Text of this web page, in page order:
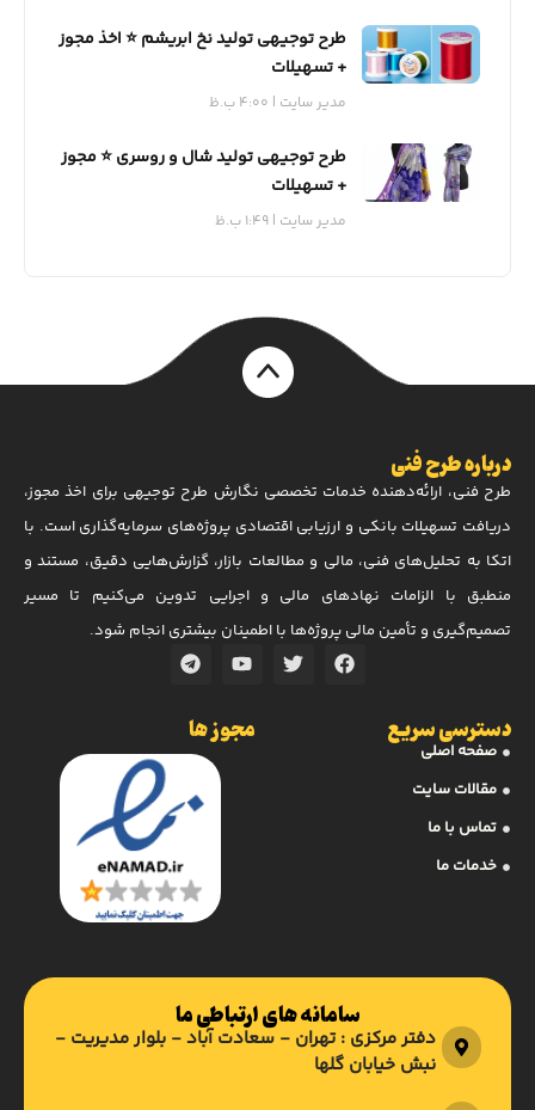
طرح توجیهی تولید نخ ابریشم ⭐️ اخذ مجوز
+ تسهیلات
مدیر سایت 4:00 ب.ظ
طرح توجیهی تولید شال و روسری ⭐️ مجوز
+ تسهیلات
مدیر سایت 1:49 ب.ظ
درباره طرح فنی
طرح فنی، ارائه‌دهنده خدمات تخصصی نگارش طرح توجیهی برای اخذ مجوز،
دریافت تسهیلات بانکی و ارزیابی اقتصادی پروژه‌های سرمایه‌گذاری است. با
اتکا به تحلیل‌های فنی، مالی و مطالعات بازار، گزارش‌هایی دقیق، مستند و
منطبق با الزامات نهادهای مالی و اجرایی تدوین می‌کنیم تا مسیر
تصمیم‌گیری و تأمین مالی پروژه‌ها با اطمینان بیشتری انجام شود.
دسترسی سریع
صفحه اصلی
مقالات سایت
تماس با ما
خدمات ما
مجوز ها
سامانه های ارتباطی ما
دفتر مرکزی : تهران - سعادت آباد - بلوار مدیریت -
نبش خیابان گلها